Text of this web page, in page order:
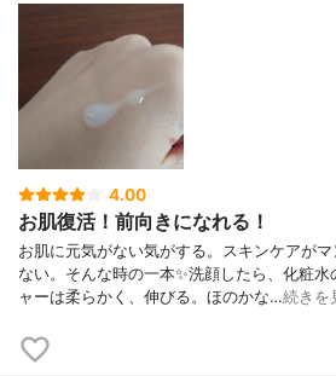
4.00
お肌復活！前向きになれる！
お肌に元気がない気がする。スキンケアが
ない。そんな時の一本✨洗顔したら、化粧
ャーは柔らかく、伸びる。ほのかな…続きを